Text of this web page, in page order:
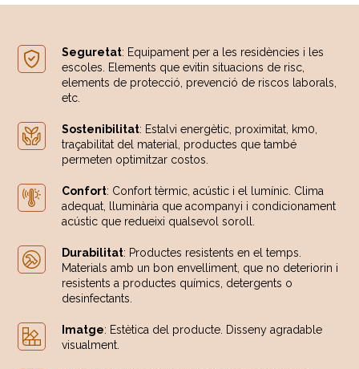
Seguretat: Equipament per a les residències i les
escoles. Elements que evitin situacions de risc,
elements de protecció, prevenció de riscos laborals,
etc.
Sostenibilitat: Estalvi energètic, proximitat, km0,
traçabilitat del material, productes que també
permeten optimitzar costos.
Confort: Confort tèrmic, acústic i el lumínic. Clima
adequat, lluminària que acompanyi i condicionament
acústic que redueixi qualsevol soroll.
Durabilitat: Productes resistents en el temps.
Materials amb un bon envelliment, que no deteriorin i
resistents a productes químics, detergents o
desinfectants.
Imatge: Estètica del producte. Disseny agradable
visualment.